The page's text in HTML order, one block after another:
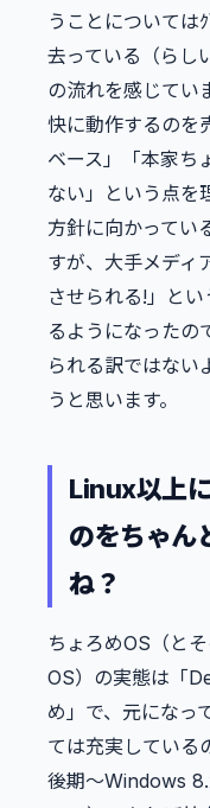
うことについては
去っている（らし
の流れを感じてい
快に動作するのを
ベース」「本家ち
ない」という点を
方針に向かってい
すが、大手メディ
させられる!」と
るようになったの
られる訳ではない
うと思います。
Linux以上
のをちゃん
ね？
ちょろめOS（と
OS）の実態は「
め」で、元になっ
ては充実している
後期～Windows